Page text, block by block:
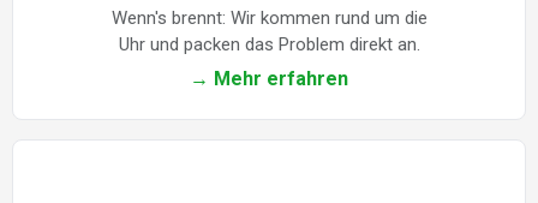
Wenn's brennt: Wir kommen rund um die
Uhr und packen das Problem direkt an.
→ Mehr erfahren